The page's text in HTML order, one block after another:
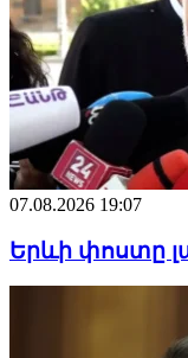
07.08.2026 19:07
Երևի փոստը